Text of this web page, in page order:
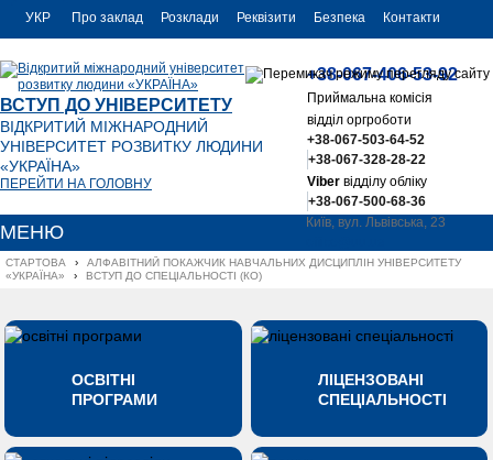
УКР
ENG
Про заклад Розклади Реквізити Безпека Контакти
ВСТУП ДО УНІВЕРСИТЕТУ
ВІДКРИТИЙ МІЖНАРОДНИЙ
УНІВЕРСИТЕТ РОЗВИТКУ ЛЮДИНИ
«УКРАЇНА»
ПЕРЕЙТИ НА ГОЛОВНУ
+38-067-406-53-92
Приймальна комісія
відділ оргроботи
+38-067-503-64-52
+38-067-328-28-22
Viberвідділу обліку
+38-067-500-68-36
Київ, вул. Львівська, 23
МЕНЮ
СТАРТОВА ›
АЛФАВІТНИЙ ПОКАЖЧИК НАВЧАЛЬНИХ ДИСЦИПЛІН УНІВЕРСИТЕТУ
«УКРАЇНА»
› ВСТУП ДО СПЕЦІАЛЬНОСТІ (КО)
ОСВІТНІ
ПРОГРАМИ
ЛІЦЕНЗОВАНІ
СПЕЦІАЛЬНОСТІ